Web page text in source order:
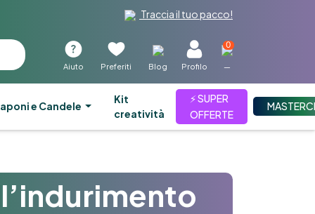
Traccia il tuo pacco!
Aiuto Preferiti Blog Profilo
0
—
e Candele
kit
creatività
⚡ SUPER
OFFERTE